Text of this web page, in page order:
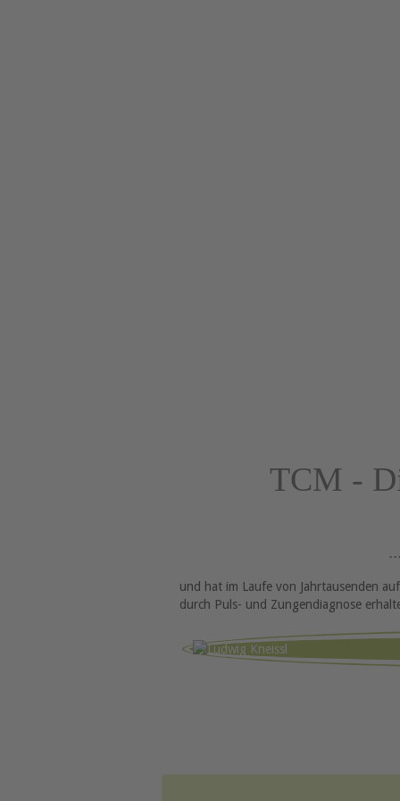
TCM -
und hat im Laufe von Jahrtausenden
durch Puls- und Zungendiagnose